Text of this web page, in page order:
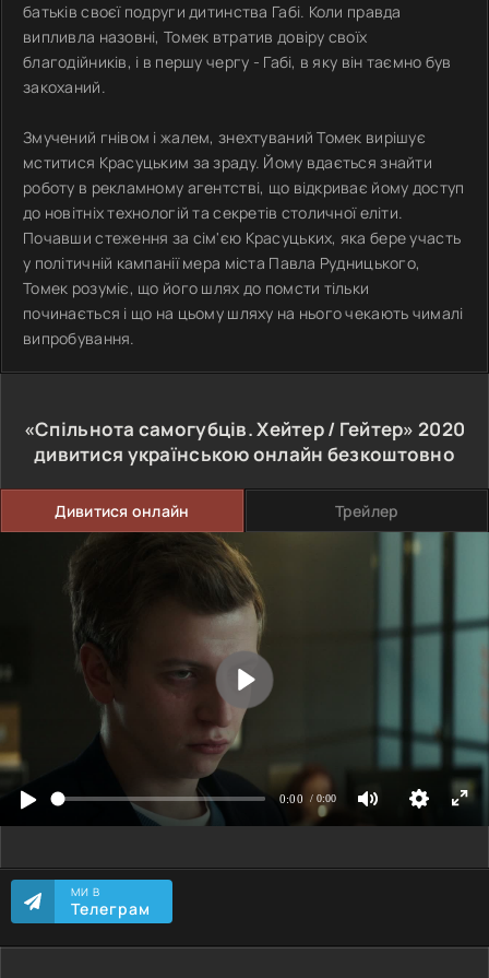
батьків своєї подруги дитинства Габі. Коли правда
випливла назовні, Томек втратив довіру своїх
благодійників, і в першу чергу - Габі, в яку він таємно був
закоханий.
Змучений гнівом і жалем, знехтуваний Томек вирішує
мститися Красуцьким за зраду. Йому вдається знайти
роботу в рекламному агентстві, що відкриває йому доступ
до новітніх технологій та секретів столичної еліти.
Почавши стеження за сім'єю Красуцьких, яка бере участь
у політичній кампанії мера міста Павла Рудницького,
Томек розуміє, що його шлях до помсти тільки
починається і що на цьому шляху на нього чекають чималі
випробування.
«Спільнота самогубців. Хейтер / Гейтер»2020
дивитися українською онлайн безкоштовно
Дивитися онлайн Трейлер
МИ В
Телеграм